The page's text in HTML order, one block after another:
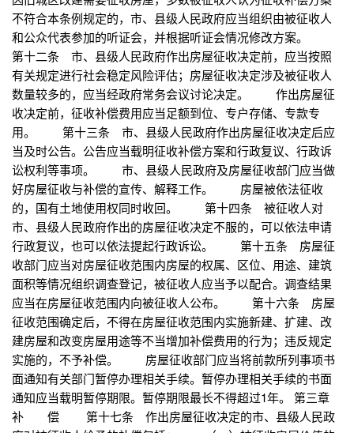
不符合本条例规定的，市、县级人民政府应当组织由被征收人
和公众代表参加的听证会，并根据听证会情况修改方案。
第十二条 市、县级人民政府作出房屋征收决定前，应当按照
有关规定进行社会稳定风险评估；房屋征收决定涉及被征收人
数量较多的，应当经政府常务会议讨论决定。 作出房屋征
收决定前，征收补偿费用应当足额到位、专户存储、专款专
用。 第十三条 市、县级人民政府作出房屋征收决定后应
当及时公告。公告应当载明征收补偿方案和行政复议、行政诉
讼权利等事项。 市、县级人民政府及房屋征收部门应当做
好房屋征收与补偿的宣传、解释工作。 房屋被依法征收
的，国有土地使用权同时收回。 第十四条 被征收人对
市、县级人民政府作出的房屋征收决定不服的，可以依法申请
行政复议，也可以依法提起行政诉讼。 第十五条 房屋征
收部门应当对房屋征收范围内房屋的权属、区位、用途、建筑
面积等情况组织调查登记，被征收人应当予以配合。调查结果
应当在房屋征收范围内向被征收人公布。 第十六条 房屋
征收范围确定后，不得在房屋征收范围内实施新建、扩建、改
建房屋和改变房屋用途等不当增加补偿费用的行为；违反规定
实施的，不予补偿。 房屋征收部门应当将前款所列事项书
面通知有关部门暂停办理相关手续。暂停办理相关手续的书面
通知应当载明暂停期限。暂停期限最长不得超过1年。 第三章
补 偿 第十七条 作出房屋征收决定的市、县级人民政